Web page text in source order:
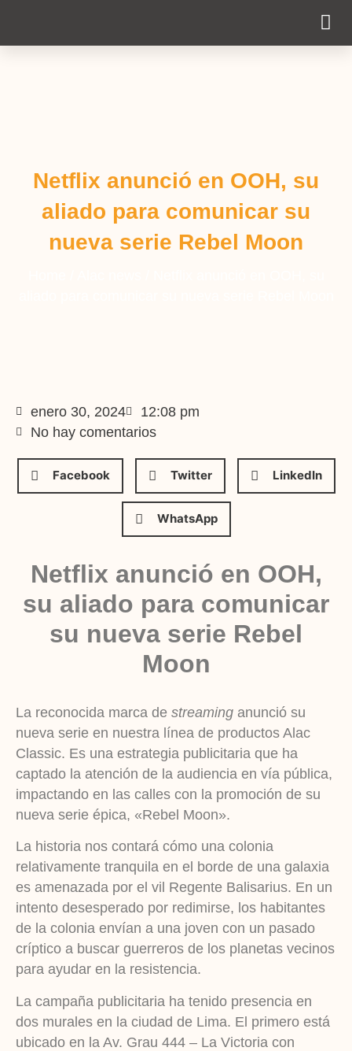
Netflix anunció en OOH, su
aliado para comunicar su
nueva serie Rebel Moon
enero 30, 2024
12:08 pm
No hay comentarios
Facebook Twitter LinkedIn
WhatsApp
Netflix anunció en OOH,
su aliado para comunicar
su nueva serie Rebel
Moon
La reconocida marca de streaming anunció su
nueva serie en nuestra línea de productos Alac
Classic. Es una estrategia publicitaria que ha
captado la atención de la audiencia en vía pública,
impactando en las calles con la promoción de su
nueva serie épica, «Rebel Moon».
La historia nos contará cómo una colonia
relativamente tranquila en el borde de una galaxia
es amenazada por el vil Regente Balisarius. En un
intento desesperado por redimirse, los habitantes
de la colonia envían a una joven con un pasado
críptico a buscar guerreros de los planetas vecinos
para ayudar en la resistencia.
La campaña publicitaria ha tenido presencia en
dos murales en la ciudad de Lima. El primero está
ubicado en la Av. Grau 444 – La Victoria con